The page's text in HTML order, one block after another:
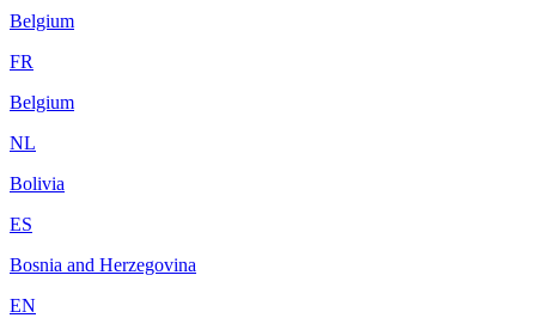
Belgium
FR
Belgium
NL
Bolivia
ES
Bosnia and Herzegovina
EN